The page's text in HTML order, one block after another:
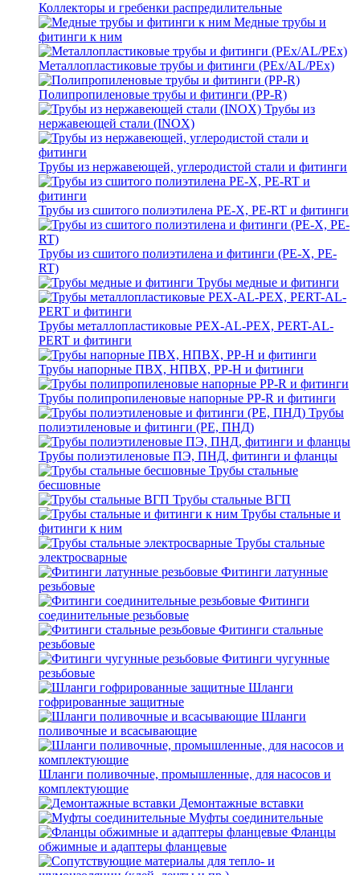
Коллекторы и гребенки распредилительные
Медные трубы и
фитинги к ним
Металлопластиковые трубы и фитинги (PEx/AL/PEx)
Полипропиленовые трубы и фитинги (PP-R)
Трубы из
нержавеющей стали (INOX)
Трубы из нержавеющей, углеродистой стали и фитинги
Трубы из сшитого полиэтилена PE-X, PE-RT и фитинги
Трубы из сшитого полиэтилена и фитинги (PE-X, PE-
RT)
Трубы медные и фитинги
Трубы металлопластиковые PEX-AL-PEX, PERT-AL-
PERT и фитинги
Трубы напорные ПВХ, НПВХ, PP-H и фитинги
Трубы полипропиленовые напорные PP-R и фитинги
Трубы
полиэтиленовые и фитинги (PE, ПНД)
Трубы полиэтиленовые ПЭ, ПНД, фитинги и фланцы
Трубы стальные
бесшовные
Трубы стальные ВГП
Трубы стальные и
фитинги к ним
Трубы стальные
электросварные
Фитинги латунные
резьбовые
Фитинги
соединительные резьбовые
Фитинги стальные
резьбовые
Фитинги чугунные
резьбовые
Шланги
гофрированные защитные
Шланги
поливочные и всасывающие
Шланги поливочные, промышленные, для насосов и
комплектующие
Демонтажные вставки
Муфты соединительные
Фланцы
обжимные и адаптеры фланцевые